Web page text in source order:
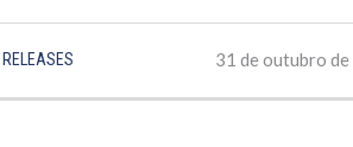
31 de outubro
RELEASES